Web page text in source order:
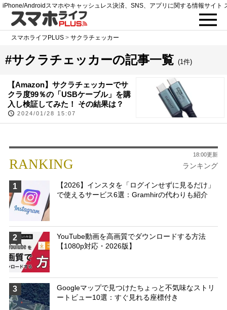
iPhone/Androidスマホやキャッシュレス決済、SNS、アプリに関する情報サイト
スマホライフPLUS >サクラチェッカー
#サクラチェッカーの記事一覧 (1件)
【Amazon】サクラチェッカーでサ
クラ度99％の「USBケーブル」を購
入し検証してみた！ その結果は？
2024/01/28 15:07
RANKING ランキング
18:00更新
1
【2026】インスタを「ログインせずに見るだけ」
で使えるサービス6選：Gramhirの代わりも紹介
2
YouTube動画を高画質でダウンロードする方法
【1080p対応・2026版】
3
Googleマップで見つけたちょっと不気味なストリ
ートビュー10選：すぐ見れる座標付き